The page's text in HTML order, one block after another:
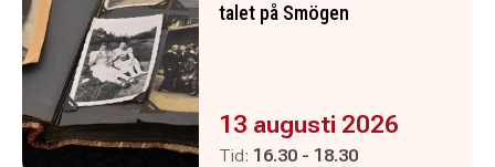
talet på Smögen
Evenemanget är :
13 augusti 2026
Tid: Pågår mellan
16.30 - och
18.30